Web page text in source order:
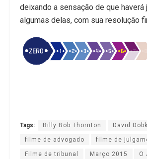
deixando a sensação de que haverá
algumas delas, com sua resolução
Tags: Billy Bob Thornton David
filme de advogado filme de
Filme de tribunal Março 2015 O